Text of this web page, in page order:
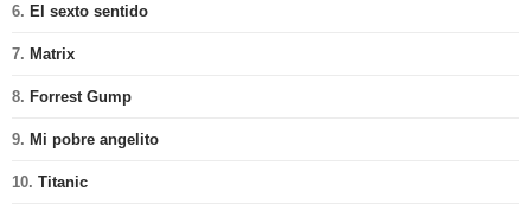
6. El sexto sentido
7. Matrix
8. Forrest Gump
9. Mi pobre angelito
10. Titanic